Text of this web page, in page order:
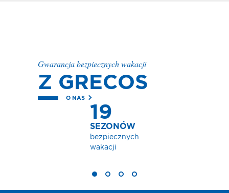
Gwarancja bezpiecznych wakacji
Z GRECOS
O NAS